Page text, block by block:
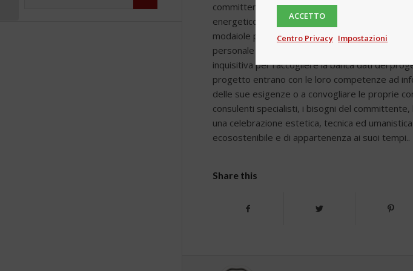
committente, i controlli istituzionali,
energetico, la vivibilità del manufatto, il suo
modaiole per affrontare senza preconcetti
personale dove l’esperienza, la propria
inquisitiva per raccogliere la banca dati del
progetto entrano con le loro competenze ad
delle sue esigenze o a convogliare le proprie
consulenti specialisti, i bisogni del
una celebrazione estetica, tecnica ed
ecosostenibile e di appartenenza ai suoi tempi..
Share this
ACCETTO
Centro Privacy Impostazioni